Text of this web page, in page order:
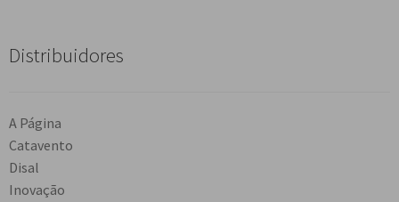
Distribuidores
A Página
Catavento
Disal
Inovação